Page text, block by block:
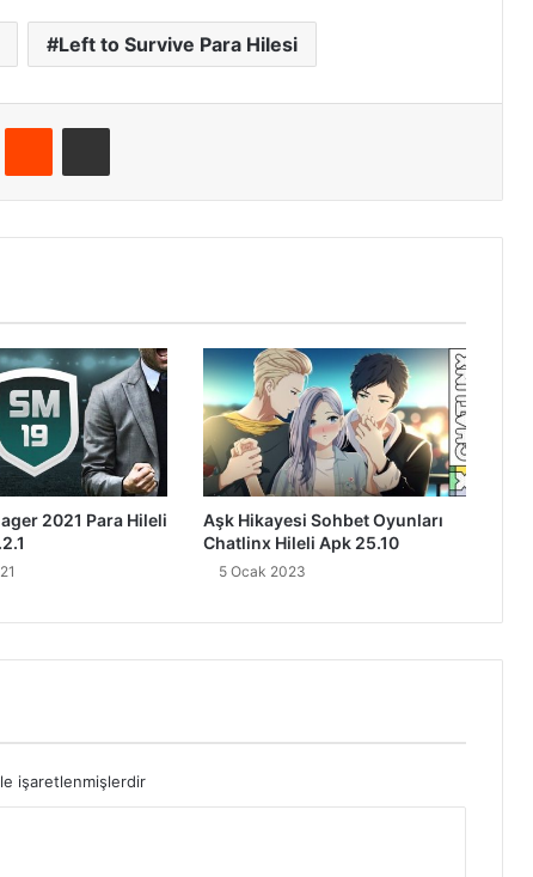
Left to Survive Para Hilesi
Reddit E-Posta ile paylaş
2021 Para Hileli
Aşk Hikayesi Sohbet Oyunları
Chatlinx Hileli Apk 25.10
5 Ocak 2023
işaretlenmişlerdir